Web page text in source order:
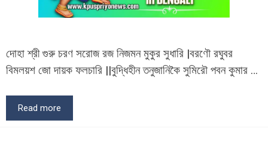
দোহা শ্রী গুরু চরণ সরোজ রজ নিজমন মুকুর সুধারি |বরণৌ রঘুবর
বিমলয়শ জো দায়ক ফলচারি ||বুদ্ধিহীন তনুজানিকৈ সুমিরৌ পবন কুমার …
Read more